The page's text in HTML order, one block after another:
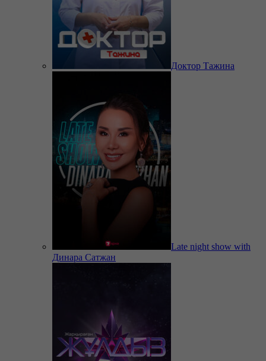
Доктор Тажина
Late night show with
Динара Сатжан